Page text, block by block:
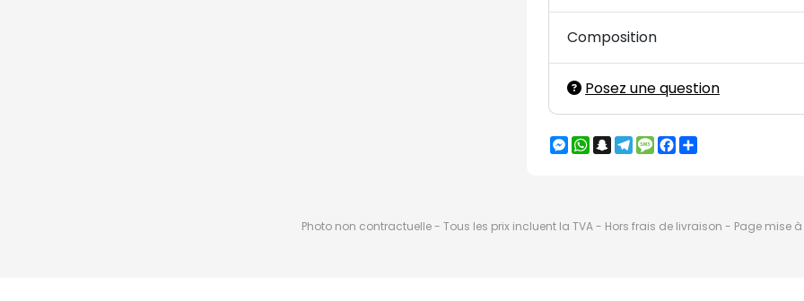
Composition
Posez une question
Messenger
WhatsApp
Snapchat
Telegram
MessageFacebook
Photo non contractuelle - Tous les prix incluent la TVA - Hors frais de livraison - Page mise